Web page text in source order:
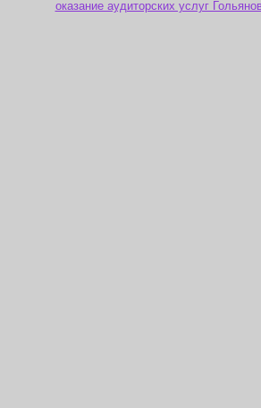
оказание аудиторских услуг